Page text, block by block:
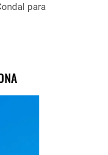
para